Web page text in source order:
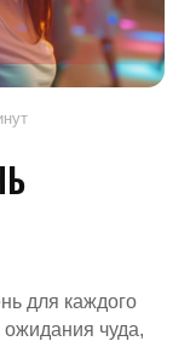
для каждого
чуда,